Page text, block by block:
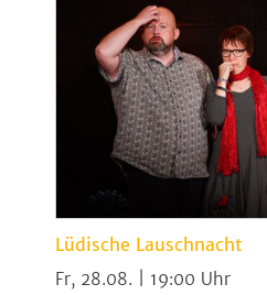
Lüdische Lauschnacht
Fr, 28.08. | 19:00